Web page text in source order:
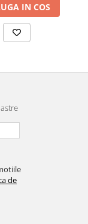
IN COS
de